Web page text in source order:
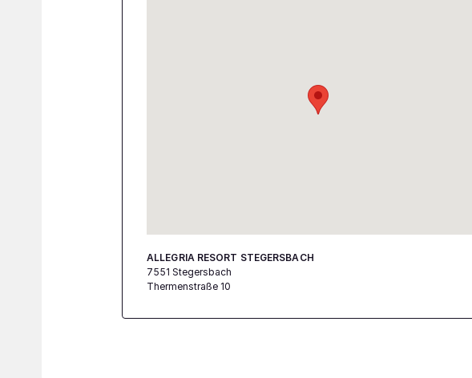
ALLEGRIA RESORT STEGERSBACH
7551 Stegersbach
Thermenstraße 10